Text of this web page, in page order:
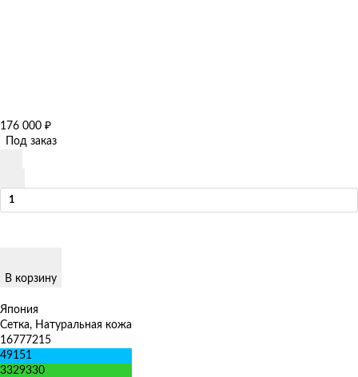
176 000 ₽
Под заказ
В корзину
Япония
Сетка, Натуральная кожа
16777215
49151
3329330